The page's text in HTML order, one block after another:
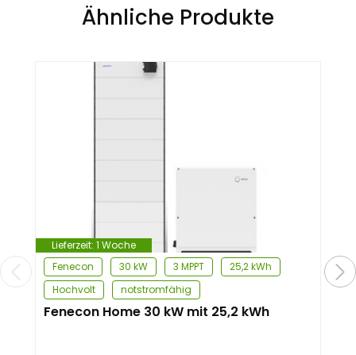
Ähnliche Produkte
Lieferzeit: 1 Woche
Fenecon
30 kW 3 MPPT
25,2 kWh
Hochvolt
notstromfähig
Fenecon Home 30 kW mit 25,2 kWh